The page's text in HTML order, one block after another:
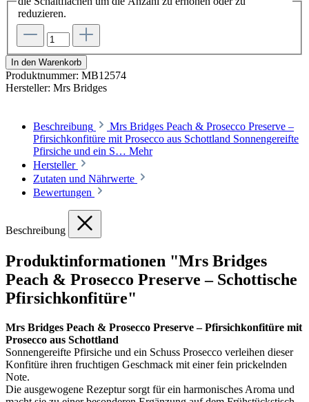
reduzieren.
In den Warenkorb
Produktnummer: MB12574
Hersteller: Mrs Bridges
Beschreibung
Mrs Bridges Peach & Prosecco Preserve –
Pfirsichkonfitüre mit Prosecco aus Schottland Sonnengereifte
Pfirsiche und ein S… Mehr
Hersteller
Zutaten und Nährwerte
Bewertungen
Beschreibung
Produktinformationen "Mrs Bridges
Peach & Prosecco Preserve – Schottische
Pfirsichkonfitüre"
Mrs Bridges Peach & Prosecco Preserve – Pfirsichkonfitüre mit
Prosecco aus Schottland
Sonnengereifte Pfirsiche und ein Schuss Prosecco verleihen dieser
Konfitüre ihren fruchtigen Geschmack mit einer fein prickelnden
Note.
Die ausgewogene Rezeptur sorgt für ein harmonisches Aroma und